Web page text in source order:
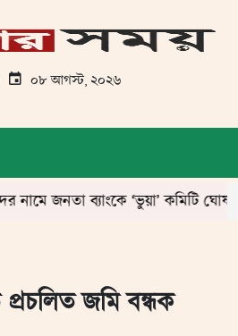
০৮ আগস্ট, ২০২৬
জনতা ব্যাংকে ‘ভুয়া’ কমিটি ঘোষণা!
প্রচলিত জমি বন্ধক